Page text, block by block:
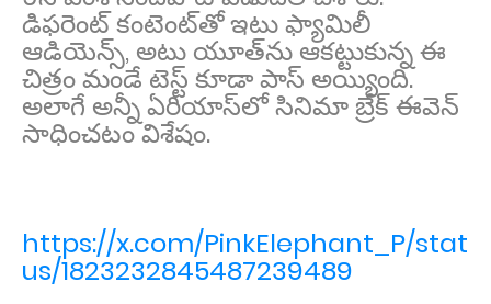
డిఫరెంట్ కంటెంట్‌తో ఇటు ఫ్యామిలీ
ఆడియెన్స్‌, అటు యూత్‌ను ఆక‌ట్టుకున్న ఈ
చిత్రం మండే టెస్ట్ కూడా పాస్ అయ్యింది.
అలాగే అన్నీ ఏరియాస్‌లో సినిమా బ్రేక్ ఈవెన్
సాధించ‌టం విశేషం.
https://x.com/PinkElephant_P/stat
us/1823232845487239489